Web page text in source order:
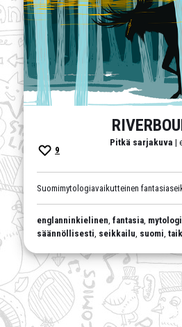
Pitkä sarjakuva |
9
Suomimytologiavaikutteinen
englanninkielinen ,fantasia
säännöllisesti seikkailu suomi ,